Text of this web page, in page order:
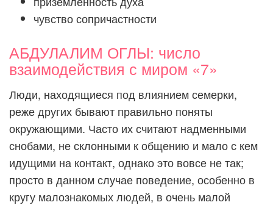
чувство сопричастности
АБДУЛАЛИМ ОГЛЫ: число
взаимодействия с миром «7»
Люди, находящиеся под влиянием семерки,
реже других бывают правильно поняты
окружающими. Часто их считают надменными
снобами, не склонными к общению и мало с кем
идущими на контакт, однако это вовсе не так;
просто в данном случае поведение, особенно в
кругу малознакомых людей, в очень малой